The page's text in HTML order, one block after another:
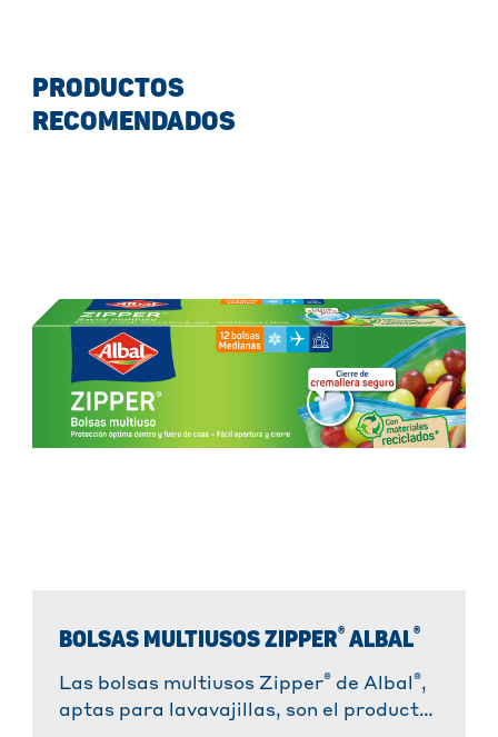
PRODUCTOS
RECOMENDADOS
BOLSAS MULTIUSOS ZIPPER® ALBAL®
Las bolsas multiusos Zipper® de Albal ®,
aptas para lavavajillas, son el producto